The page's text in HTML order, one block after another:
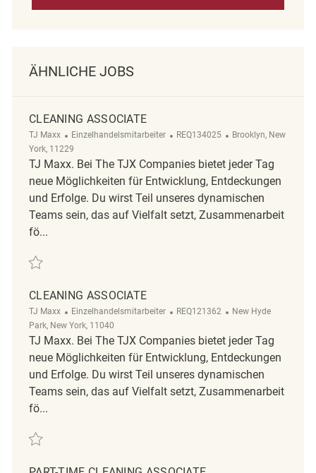
ÄHNLICHE JOBS
CLEANING ASSOCIATE
TJ Maxx Kategorie
Einzelhandelsmitarbeiter ReqId
REQ134025 Ort
Brooklyn, New
York, 11229
TJ Maxx. Bei The TJX Companies bietet jeder Tag
neue Möglichkeiten für Entwicklung, Entdeckungen
und Erfolge. Du wirst Teil unseres dynamischen
Teams sein, das auf Vielfalt setzt, Zusammenarbeit
fö...
Retten Cleaning Associate REQ134025
CLEANING ASSOCIATE
TJ Maxx Kategorie
Einzelhandelsmitarbeiter ReqId
REQ121362 Ort
New Hyde
Park, New York, 11040
TJ Maxx. Bei The TJX Companies bietet jeder Tag
neue Möglichkeiten für Entwicklung, Entdeckungen
und Erfolge. Du wirst Teil unseres dynamischen
Teams sein, das auf Vielfalt setzt, Zusammenarbeit
fö...
Retten Cleaning Associate REQ121362